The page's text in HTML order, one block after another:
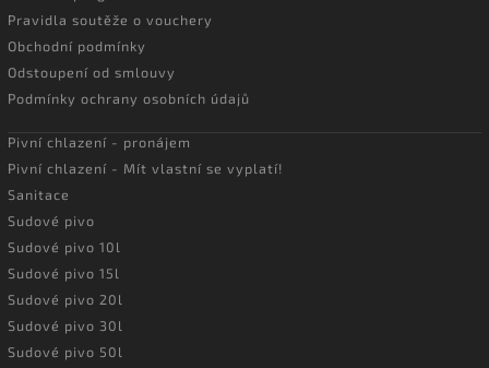
Pravidla soutěže o vouchery
Obchodní podmínky
Odstoupení od smlouvy
Podmínky ochrany osobních údajů
Pivní chlazení - pronájem
Pivní chlazení - Mít vlastní se vyplatí!
Sanitace
Sudové pivo
Sudové pivo 10l
Sudové pivo 15l
Sudové pivo 20l
Sudové pivo 30l
Sudové pivo 50l